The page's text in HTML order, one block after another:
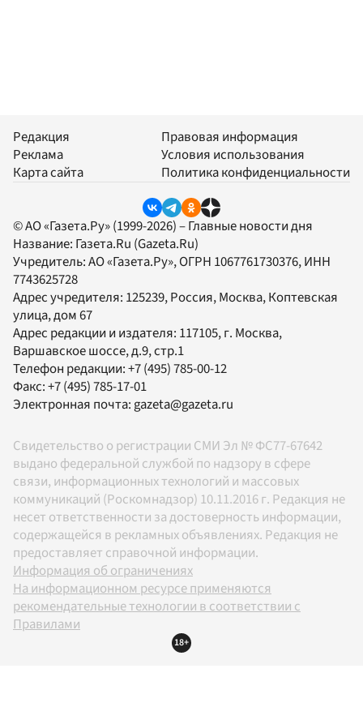
Редакция
Реклама
Карта сайта
Правовая информация
Условия использования
Политика конфиденциальности
© АО «Газета.Ру» (1999-2026) – Главные новости дня
Название: Газета.Ru (Gazeta.Ru)
Учредитель:АО «Газета.Ру», ОГРН 1067761730376, ИНН
7743625728
Адрес учредителя: 125239, Россия, Москва, Коптевская
улица, дом 67
Адрес редакции и издателя: 117105, г. Москва,
Варшавское шоссе, д.9, стр.1
Телефон редакции:+7 (495) 785-00-12
Факс:+7 (495) 785-17-01
Электронная почта: gazeta@gazeta.ru
Свидетельство о регистрации СМИ Эл № ФС77-67642
выдано федеральной службой по надзору в сфере
связи, информационных технологий и массовых
коммуникаций (Роскомнадзор) 10.11.2016 г. Редакция не
несет ответственности за достоверность информации,
содержащейся в рекламных объявлениях. Редакция не
предоставляет справочной информации.
Информация об ограничениях
На информационном ресурсе применяются
рекомендательные технологии в соответствии с
Правилами
18+